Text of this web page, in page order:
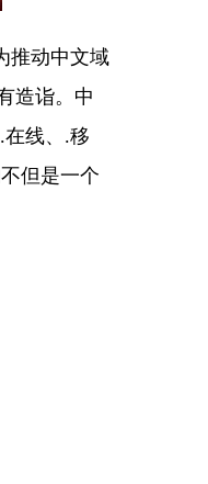
推动中文域
造诣。中
线、.移
但是一个